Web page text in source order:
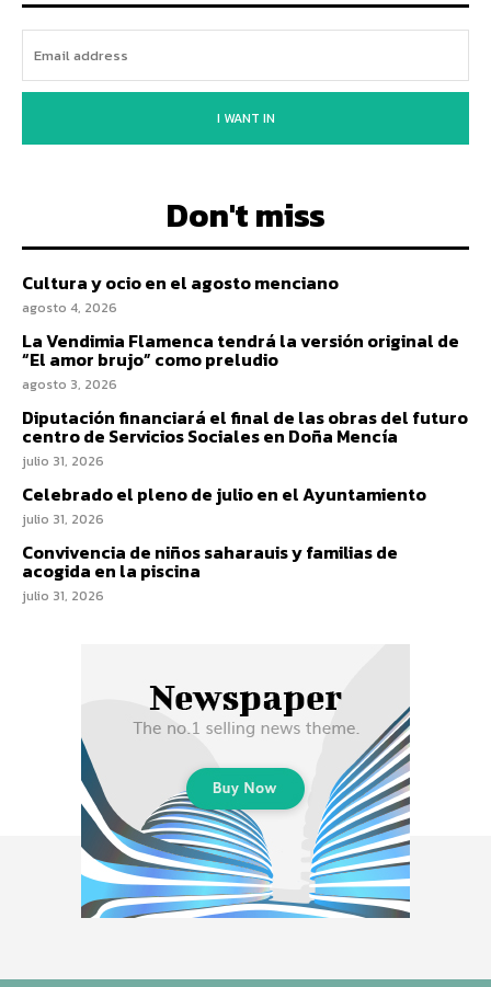
I WANT IN
Don't miss
Cultura y ocio en el agosto menciano
agosto 4, 2026
La Vendimia Flamenca tendrá la versión original de
“El amor brujo” como preludio
agosto 3, 2026
Diputación financiará el final de las obras del futuro
centro de Servicios Sociales en Doña Mencía
julio 31, 2026
Celebrado el pleno de julio en el Ayuntamiento
julio 31, 2026
Convivencia de niños saharauis y familias de
acogida en la piscina
julio 31, 2026